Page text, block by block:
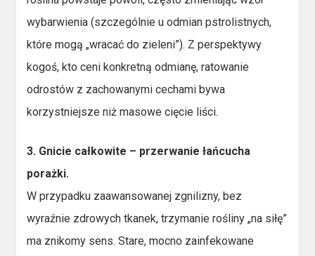
wybarwienia (szczególnie u odmian pstrolistnych,
które mogą „wracać do zieleni”). Z perspektywy
kogoś, kto ceni konkretną odmianę, ratowanie
odrostów z zachowanymi cechami bywa
korzystniejsze niż masowe cięcie liści.
3. Gnicie całkowite – przerwanie łańcucha
porażki.
W przypadku zaawansowanej zgnilizny, bez
wyraźnie zdrowych tkanek, trzymanie rośliny „na siłę”
ma znikomy sens. Stare, mocno zainfekowane